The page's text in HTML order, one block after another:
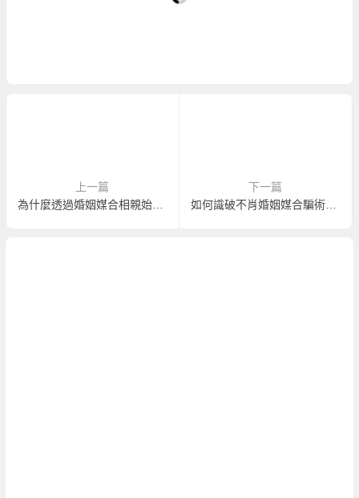
上一篇
為什麼透過婚姻媒合相親始終找不到適合的另一半呢？
下一篇
如何識破不肖婚姻媒合騙術！？